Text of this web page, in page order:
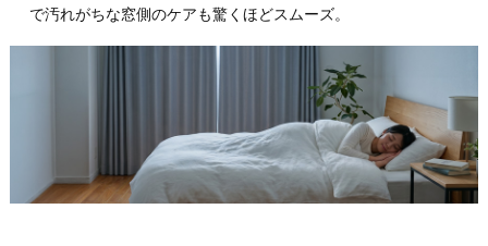
で汚れがちな窓側のケアも驚くほどスムーズ。